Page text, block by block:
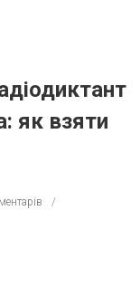
як взяти